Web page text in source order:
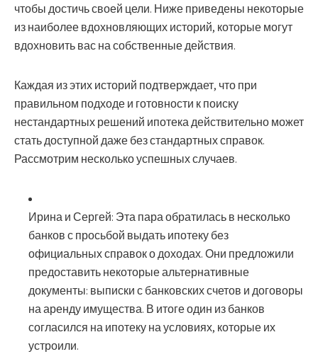
чтобы достичь своей цели. Ниже приведены некоторые
из наиболее вдохновляющих историй, которые могут
вдохновить вас на собственные действия.
Каждая из этих историй подтверждает, что при
правильном подходе и готовности к поиску
нестандартных решений ипотека действительно может
стать доступной даже без стандартных справок.
Рассмотрим несколько успешных случаев.
Ирина и Сергей: Эта пара обратилась в несколько
банков с просьбой выдать ипотеку без
официальных справок о доходах. Они предложили
предоставить некоторые альтернативные
документы: выписки с банковских счетов и договоры
на аренду имущества. В итоге один из банков
согласился на ипотеку на условиях, которые их
устроили.